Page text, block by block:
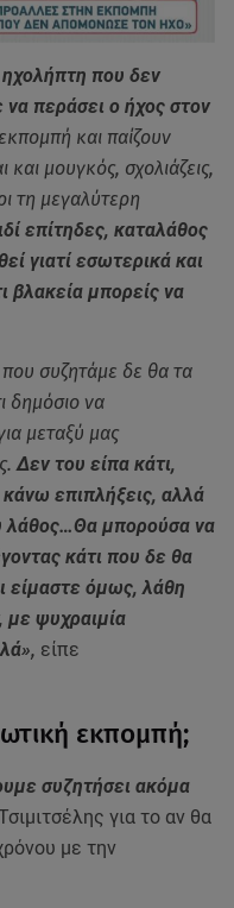
που δεν
περάσει ο ήχος στον
και παίζουν
και μουγκός, σχολιάζεις,
τη μεγαλύτερη
επίτηδες, καταλάθος
γιατί εσωτερικά και
βλακεία μπορείς να
συζητάμε δε θα τα
δημόσιο να
μεταξύ μας
Δεν του είπα κάτι,
κάνω επιπλήξεις, αλλά
λάθος…Θα μπορούσα να
κάτι που δε θα
είμαστε όμως, λάθη
με ψυχραιμία
, είπε
εκπομπή;
συζητήσει ακόμα
για το αν θα
με την